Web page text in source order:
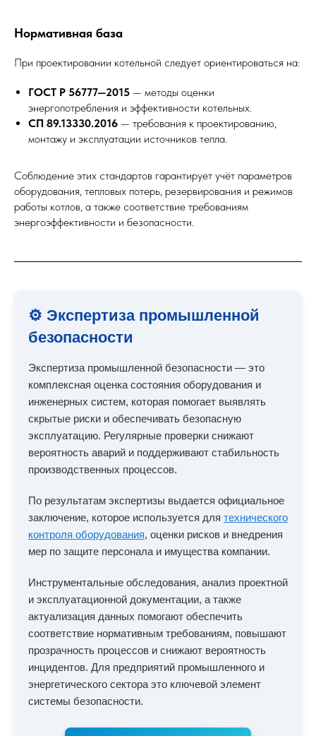
Нормативная база
При проектировании котельной следует ориентироваться на:
ГОСТ Р 56777—2015 — методы оценки
энергопотребления и эффективности котельных.
СП 89.13330.2016 — требования к проектированию,
монтажу и эксплуатации источников тепла.
Соблюдение этих стандартов гарантирует учёт параметров
оборудования, тепловых потерь, резервирования и режимов
работы котлов, а также соответствие требованиям
энергоэффективности и безопасности.
⚙️ Экспертиза промышленной
безопасности
Экспертиза промышленной безопасности — это
комплексная оценка состояния оборудования и
инженерных систем, которая помогает выявлять
скрытые риски и обеспечивать безопасную
эксплуатацию. Регулярные проверки снижают
вероятность аварий и поддерживают стабильность
производственных процессов.
По результатам экспертизы выдается официальное
заключение, которое используется для технического
контроля оборудования, оценки рисков и внедрения
мер по защите персонала и имущества компании.
Инструментальные обследования, анализ проектной
и эксплуатационной документации, а также
актуализация данных помогают обеспечить
соответствие нормативным требованиям, повышают
прозрачность процессов и снижают вероятность
инцидентов. Для предприятий промышленного и
энергетического сектора это ключевой элемент
системы безопасности.